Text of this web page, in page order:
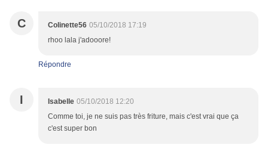
C Colinette56 05/10/2018 17:19
rhoo lala j'adooore!
Répondre
I Isabelle 05/10/2018 12:20
Comme toi, je ne suis pas très friture, mais c'est vrai que ça
c'est super bon